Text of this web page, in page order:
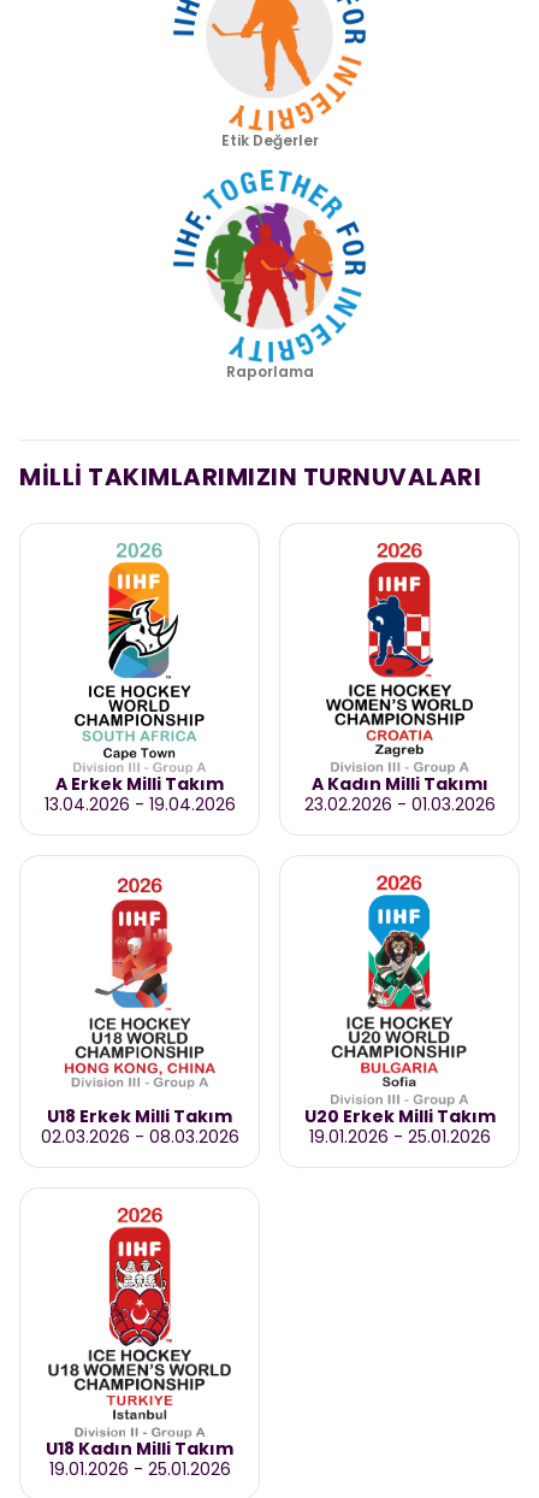
Etik Değerler
Raporlama
MİLLİ TAKIMLARIMIZIN TURNUVALARI
A Erkek Milli Takım
13.04.2026 - 19.04.2026
A Kadın Milli Takımı
23.02.2026 - 01.03.2026
U18 Erkek Milli Takım
02.03.2026 - 08.03.2026
U20 Erkek Milli Takım
19.01.2026 - 25.01.2026
U18 Kadın Milli Takım
19.01.2026 - 25.01.2026